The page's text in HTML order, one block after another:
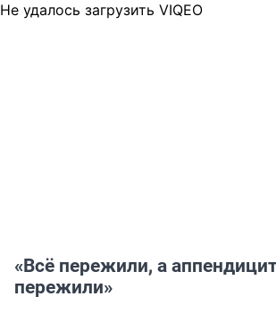
Не удалось загрузить VIQEO
«Всё пережили, а
пережили»